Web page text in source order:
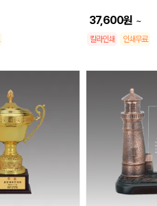
37,600원 ~
칼라인쇄 인쇄무료